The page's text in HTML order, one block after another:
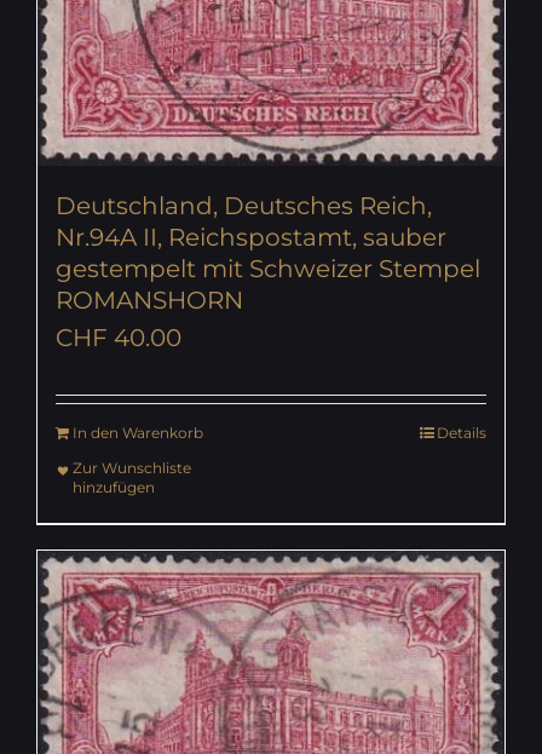
Deutschland, Deutsches Reich,
Nr.94A II, Reichspostamt, sauber
gestempelt mit Schweizer Stempel
ROMANSHORN
CHF 40.00
In den Warenkorb
Details
Zur Wunschliste
hinzufügen